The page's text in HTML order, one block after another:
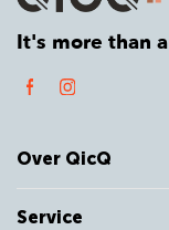
It's more than a
Over QicQ
Service